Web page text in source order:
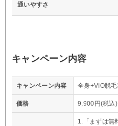
通いやすさ
キャンペーン内容
キャンペーン内容 全身+VIO脱
価格 9,900円(税込)
1.「まずは無